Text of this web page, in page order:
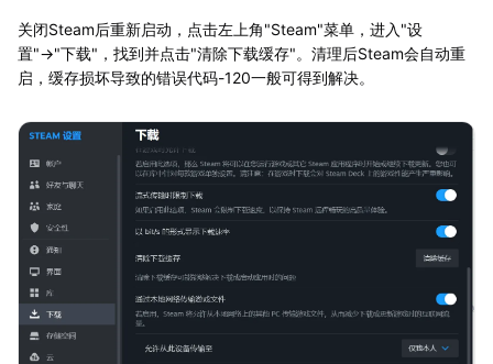
关闭Steam后重新启动，点击左上角"Steam"菜单，进入"设
置"→"下载"，找到并点击"清除下载缓存"。清理后Steam会自动重
启，缓存损坏导致的错误代码-120一般可得到解决。